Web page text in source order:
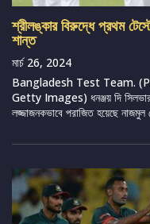
শ্রীলঙ্কার বিরুদ্ধে প্রথম
শান্ত
মার্চ 26, 2024
Bangladesh Test Team.
Getty Images) ধনঞ্জয় দি সিলভার
লজ্জাজনকভাবে পরাজিত হয়েছে